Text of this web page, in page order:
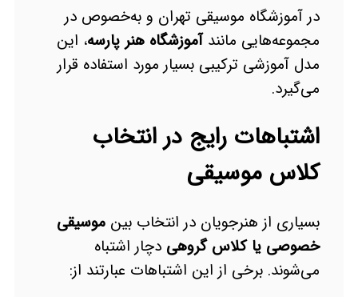
در آموزشگاه موسیقی تهران و به‌خصوص در
مجموعه‌هایی مانندآموزشگاه هنر پارسه، این
مدل آموزشی ترکیبی بسیار مورد استفاده قرار
می‌گیرد.
اشتباهات رایج در انتخاب
کلاس موسیقی
بسیاری از هنرجویان در انتخاب بین موسیقی
خصوصی یا کلاس گروهی دچار اشتباه
می‌شوند. برخی از این اشتباهات عبارتند از: